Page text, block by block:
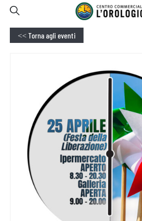
GALLERIA OGGI APERTO FINO ALLE
<< Torna agli eventi